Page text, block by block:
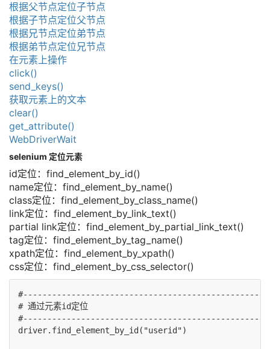
根据父节点定位子节点
根据子节点定位父节点
根据兄节点定位弟节点
根据弟节点定位兄节点
在元素上操作
click()
send_keys()
获取元素上的文本
clear()
get_attribute()
WebDriverWait
selenium 定位元素
id定位：find_element_by_id()
name定位：find_element_by_name()
class定位：find_element_by_class_name()
link定位：find_element_by_link_text()
partial link定位：find_element_by_partial_link_text()
tag定位：find_element_by_tag_name()
xpath定位：find_element_by_xpath()
css定位：find_element_by_css_selector()
# 通过元素id定位
driver.find_element_by_id("userid")